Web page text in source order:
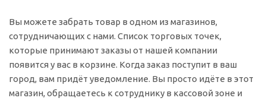
Вы можете забрать товар в одном из магазинов,
сотрудничающих с нами. Список торговых точек,
которые принимают заказы от нашей компании
появится у вас в корзине. Когда заказ поступит в ваш
город, вам придёт уведомление. Вы просто идёте в этот
магазин, обращаетесь к сотруднику в кассовой зоне и